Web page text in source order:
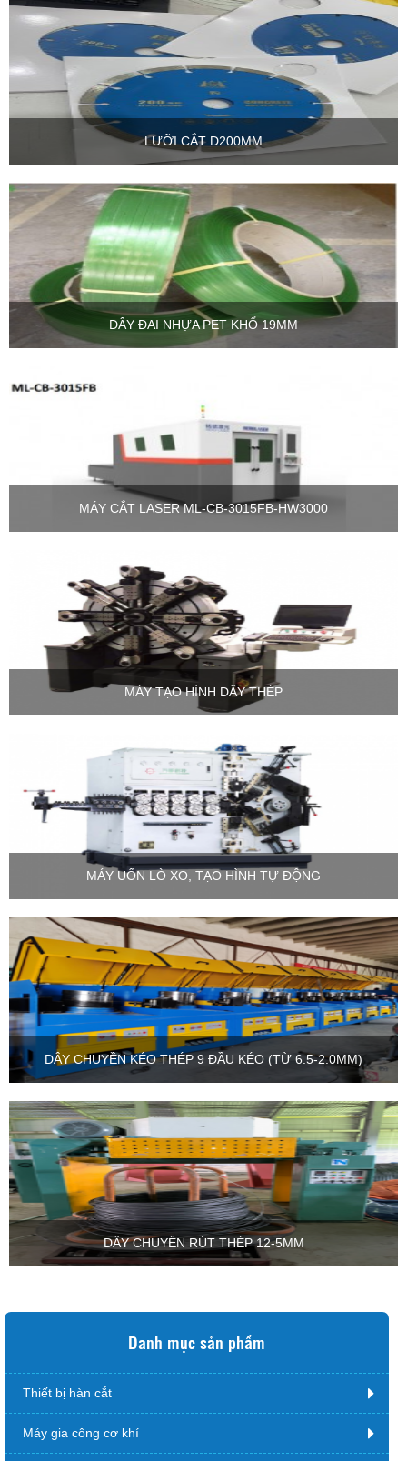
LƯỠI CẮT D200MM
DÂY ĐAI NHỰA PET KHỔ 19MM
MÁY CẮT LASER ML-CB-3015FB-HW3000
MÁY TẠO HÌNH DÂY THÉP
MÁY UỐN LÒ XO, TẠO HÌNH TỰ ĐỘNG
DÂY CHUYỀN KÉO THÉP 9 ĐẦU KÉO (TỪ 6.5-2.0MM)
DÂY CHUYỀN RÚT THÉP 12-5MM
Danh mục sản phẩm
Thiết bị hàn cắt
Máy gia công cơ khí